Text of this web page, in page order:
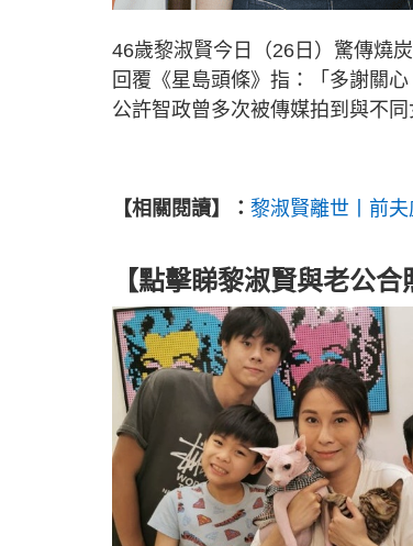
46歲黎淑賢今日（26日）驚傳燒
回覆《星島頭條》指：「多謝關
公許智政曾多次被傳媒拍到與不
【相關閱讀】： 黎淑賢離世丨前
【點擊睇黎淑賢與老公合